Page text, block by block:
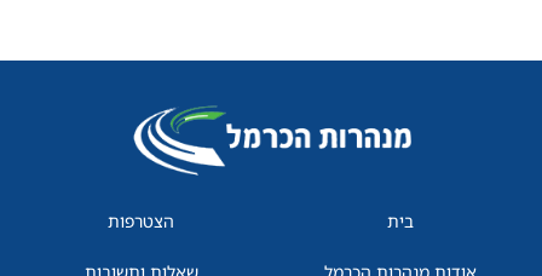
בית הצטרפות